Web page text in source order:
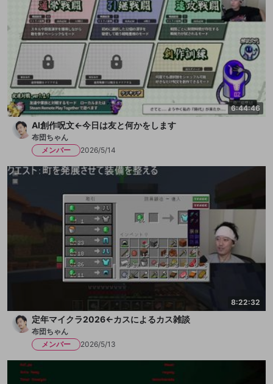
6:44:46
AI創作呪文←今日は友と何かをします
布団ちゃん
メンバー
2026/5/14
8:22:32
定年マイクラ2026←カスによるカス雑談
布団ちゃん
メンバー
2026/5/13